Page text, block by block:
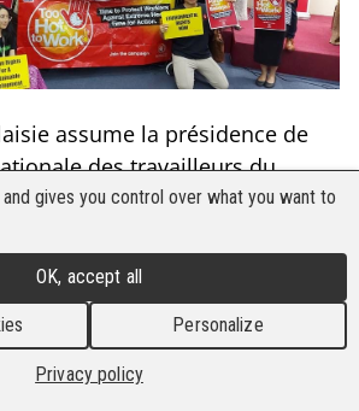
assume la présidence de
des travailleurs du
(IBB) a co-organisé avec
le forum officiel Peuples @
" S'attaquer aux nuages
stress thermique et à la
en Asie du Sud-Est ".
plus de 50 participants
gives you control over what you want to
OK, accept all
Personalize
Privacy policy